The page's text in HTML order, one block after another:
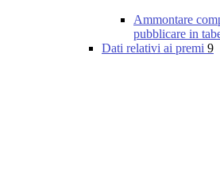
Ammontare
pubblicare in
Dati relativi ai premi 9